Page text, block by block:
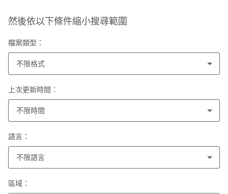
然後依以下條件縮小搜尋範圍
檔案類型：
不限格式
上次更新時間：
不限時間
語言：
不限語言
區域：